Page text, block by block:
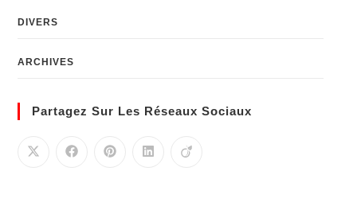
DIVERS
ARCHIVES
Partagez Sur Les Réseaux Sociaux